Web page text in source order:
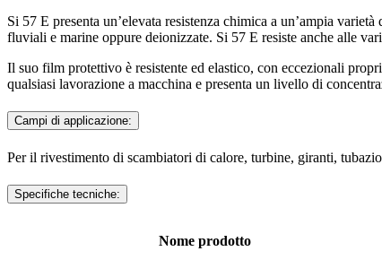
Si 57 E presenta un’elevata resistenza chimica a un’ampia
fluviali e marine oppure deionizzate. Si 57 E resiste anche alle
Il suo film protettivo è resistente ed elastico, con eccezionali
qualsiasi lavorazione a macchina e presenta un livello di
Campi di applicazione:
Per il rivestimento di scambiatori di calore, turbine, giranti,
Specifiche tecniche:
Nome prodotto